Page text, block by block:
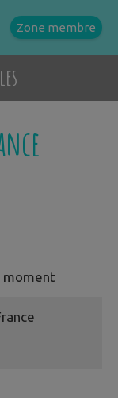
Zone membre
moment